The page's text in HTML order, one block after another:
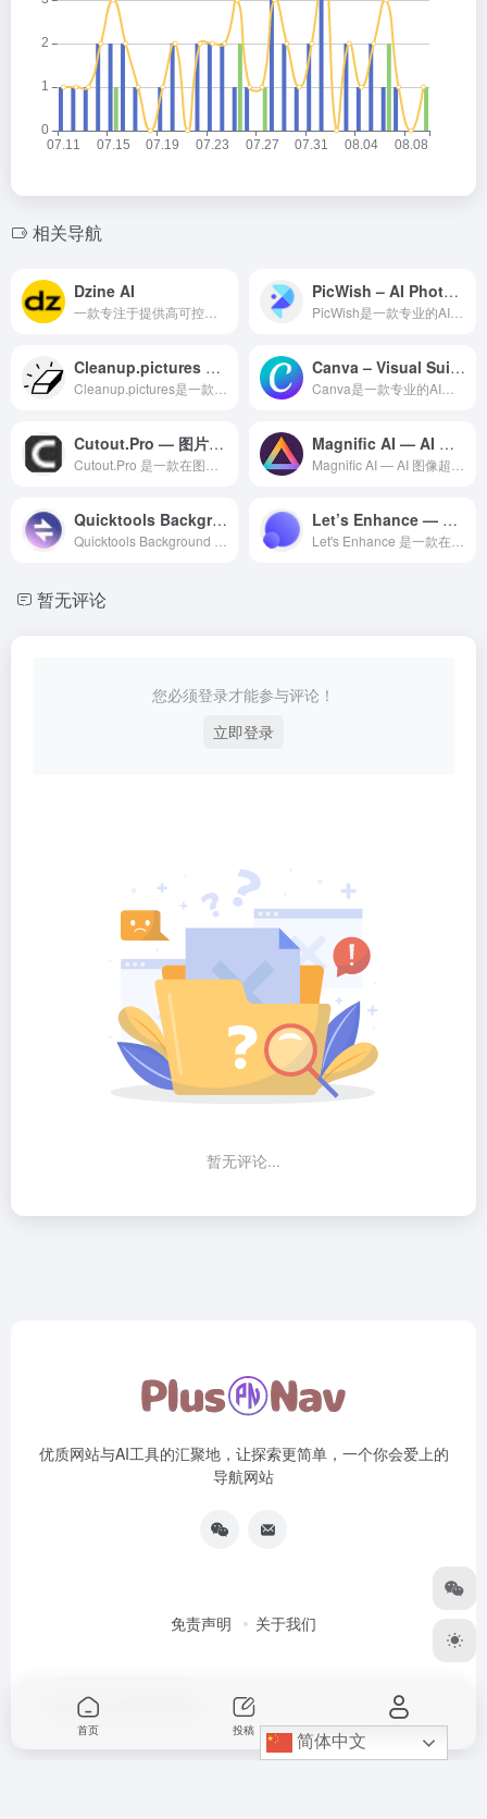
相关导航
Dzine AI PicWish – AI Photo Editor
Cleanup.pictures – 免费在线AI图片物体移除工具 Canva – Visual Suite for Everyone
Cutout.Pro — 图片增强领域的专业 AI 工具 Magnific AI — AI 图像超分辨率放大与增强工具
Quicktools Background Remover – AI图像工具 Let’s Enhance — 图片增强领域的专业 AI 工具
暂无评论
您必须登录才能参与评论！
立即登录
暂无评论...
优质网站与AI工具的汇聚地，让探索更简单，一个你会爱上的
导航网站
免责声明 关于我们
Copyright © 2026
简体中文
首页 投稿 我的